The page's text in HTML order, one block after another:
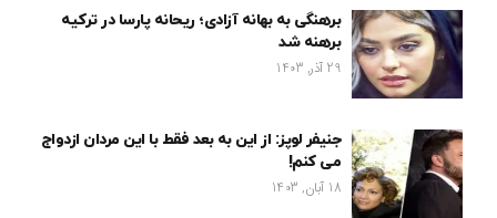
برهنگی به بهانه آزادی؛ ریحانه پارسا در ترکیه
برهنه شد
29 آذر, 1403
جنیفر لوپز: از این به بعد فقط با این مردان ازدواج
می کنم!
18 آبان, 1403